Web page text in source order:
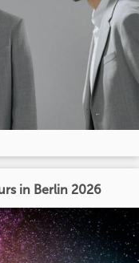
in Berlin 2026